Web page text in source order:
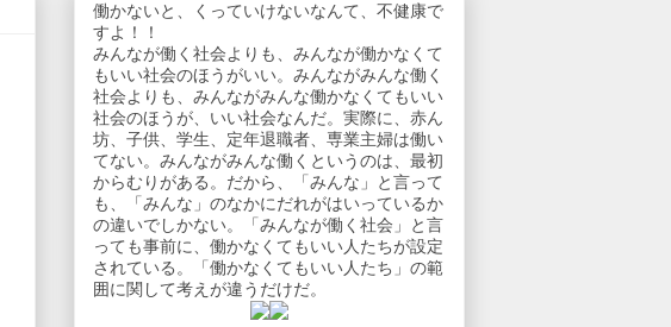
働かないと、くっていけないなんて、不健康で
すよ！！
みんなが働く社会よりも、みんなが働かなくて
もいい社会のほうがいい。みんながみんな働く
社会よりも、みんながみんな働かなくてもいい
社会のほうが、いい社会なんだ。実際に、赤ん
坊、子供、学生、定年退職者、専業主婦は働い
てない。みんながみんな働くというのは、最初
からむりがある。だから、「みんな」と言って
も、「みんな」のなかにだれがはいっているか
の違いでしかない。「みんなが働く社会」と言
っても事前に、働かなくてもいい人たちが設定
されている。「働かなくてもいい人たち」の範
囲に関して考えが違うだけだ。